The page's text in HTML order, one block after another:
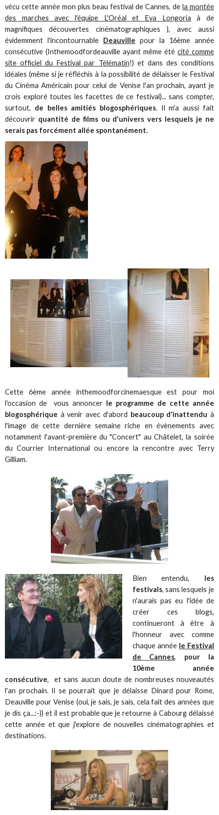
vécu cette année mon plus beau festival de Cannes, de la montée
des marches avec l'équipe L'Oréal et Eva Longoria à de
magnifiques découvertes cinématographiques ), avec aussi
évidemment l'incontournable Deauville pour la 16ème année
consécutive (Inthemoodfordeauville ayant même été cité comme
site officiel du Festival par Télématin!) et dans des conditions
idéales (même si je réfléchis à la possibilité de délaisser le Festival
du Cinéma Américain pour celui de Venise l'an prochain, ayant je
crois exploré toutes les facettes de ce festival)... sans compter,
surtout, de belles amitiés blogosphériques. Il m'a aussi fait
découvrir quantité de films ou d'univers vers lesquels je ne
serais pas forcément allée spontanément.
Cette 6ème année inthemoodforcinemaesque est pour moi
l'occasion de vous annoncer le programme de cette année
blogosphérique à venir avec d'abord beaucoup d'inattendu à
l'image de cette dernière semaine riche en évènements avec
notamment l'avant-première du "Concert" au Châtelet, la soirée
du Courrier International ou encore la rencontre avec Terry
Gilliam.
Bien entendu, les
festivals, sans lesquels je
n'aurais pas eu l'idée de
créer ces blogs,
continueront à être à
l'honneur avec comme
chaque année le Festival
de Cannes, pour la
10ème année
consécutive, et sans aucun doute de nombreuses nouveautés
l'an prochain. Il se pourrait que je délaisse Dinard pour Rome,
Deauville pour Venise (oui, je sais, je sais, cela fait des années que
je dis ça...:-)) et il est probable que je retourne à Cabourg délaissé
cette année et que j'explore de nouvelles cinématographies et
destinations.